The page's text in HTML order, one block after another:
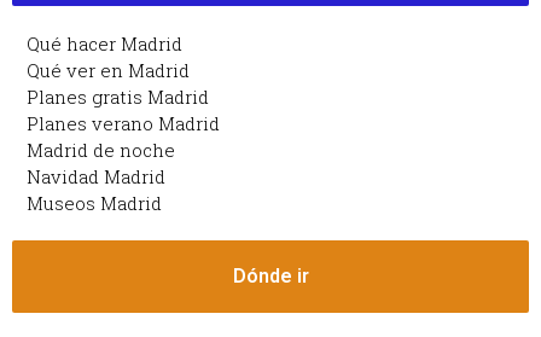
Qué hacer Madrid
Qué ver en Madrid
Planes gratis Madrid
Planes verano Madrid
Madrid de noche
Navidad Madrid
Museos Madrid
Dónde ir